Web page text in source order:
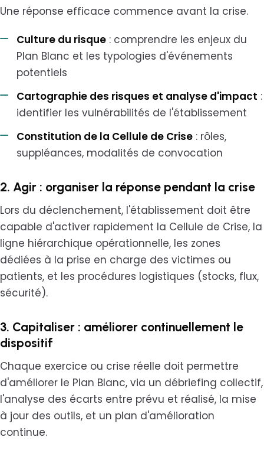
Une réponse efficace commence avant la crise.
Culture du risque : comprendre les enjeux du
Plan Blanc et les typologies d'événements
potentiels
Cartographie des risques et analyse d'impact :
identifier les vulnérabilités de l'établissement
Constitution de la Cellule de Crise : rôles,
suppléances, modalités de convocation
2. Agir : organiser la réponse pendant la crise
Lors du déclenchement, l'établissement doit être
capable d'activer rapidement la Cellule de Crise, la
ligne hiérarchique opérationnelle, les zones
dédiées à la prise en charge des victimes ou
patients, et les procédures logistiques (stocks, flux,
sécurité).
3. Capitaliser : améliorer continuellement le
dispositif
Chaque exercice ou crise réelle doit permettre
d'améliorer le Plan Blanc, via un débriefing collectif,
l'analyse des écarts entre prévu et réalisé, la mise
à jour des outils, et un plan d'amélioration
continue.